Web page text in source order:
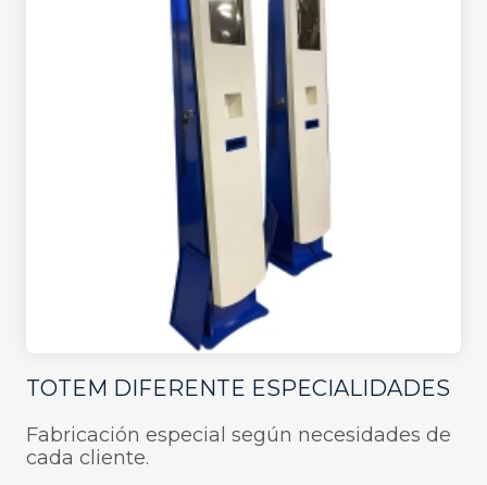
TOTEM DIFERENTE ESPECIALIDADES
Fabricación especial según necesidades de
cada cliente.